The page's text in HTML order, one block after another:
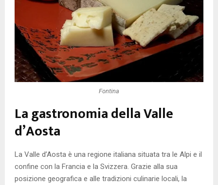
Fontina
La gastronomia della Valle
d’Aosta
La Valle d’Aosta è una regione italiana situata tra le Alpi e il
confine con la Francia e la Svizzera. Grazie alla sua
posizione geografica e alle tradizioni culinarie locali, la